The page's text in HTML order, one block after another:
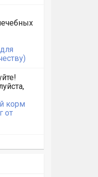
корм
от